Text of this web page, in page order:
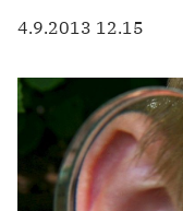
4.9.2013 12.15